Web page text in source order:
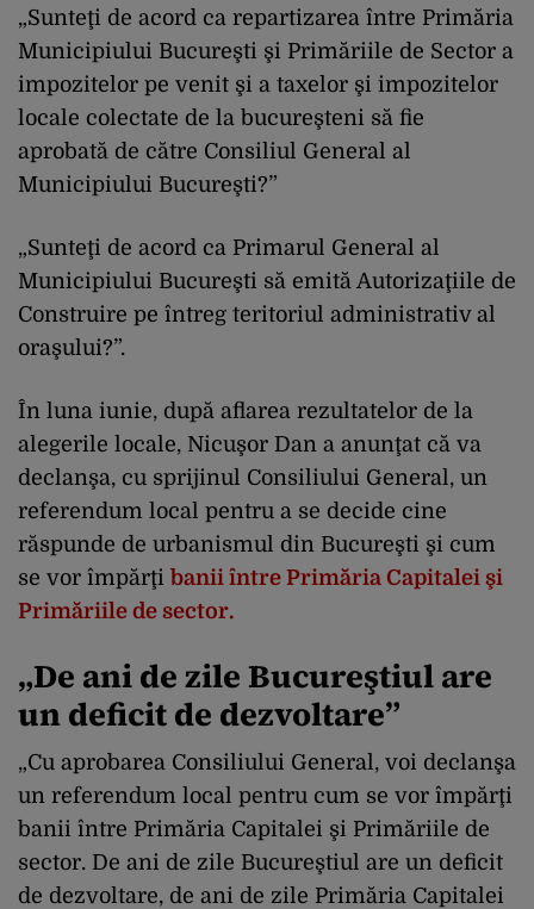
„Sunteţi de acord ca repartizarea între Primăria
Municipiului Bucureşti şi Primăriile de Sector a
impozitelor pe venit şi a taxelor şi impozitelor
locale colectate de la bucureşteni să fie
aprobată de către Consiliul General al
Municipiului Bucureşti?”
„Sunteţi de acord ca Primarul General al
Municipiului Bucureşti să emită Autorizaţiile de
Construire pe întreg teritoriul administrativ al
oraşului?”.
În luna iunie, după aflarea rezultatelor de la
alegerile locale, Nicuşor Dan a anunţat că va
declanşa, cu sprijinul Consiliului General, un
referendum local pentru a se decide cine
răspunde de urbanismul din Bucureşti şi cum
se vor împărţi banii între Primăria Capitalei şi
Primăriile de sector.
„De ani de zile Bucureştiul are
un deficit de dezvoltare”
„Cu aprobarea Consiliului General, voi declanşa
un referendum local pentru cum se vor împărţi
banii între Primăria Capitalei şi Primăriile de
sector. De ani de zile Bucureştiul are un deficit
de dezvoltare, de ani de zile Primăria Capitalei